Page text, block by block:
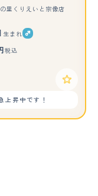
里くりえいと宗像店
生まれ
税込
上昇中です！